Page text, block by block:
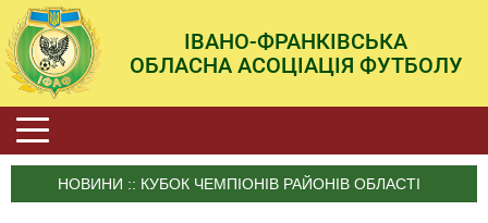
ІВАНО-ФРАНКІВСЬКА
ОБЛАСНА АСОЦІАЦІЯ ФУТБОЛУ
НОВИНИ :: КУБОК ЧЕМПІОНІВ РАЙОНІВ ОБЛАСТІ